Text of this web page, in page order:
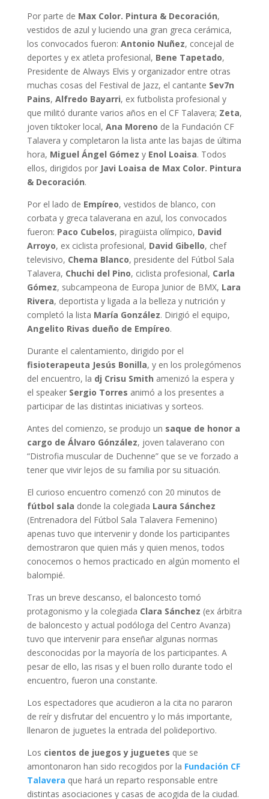
Por parte de Max Color. Pintura & Decoración,
vestidos de azul y luciendo una gran greca cerámica,
los convocados fueron: Antonio Nuñez, concejal de
deportes y ex atleta profesional, Bene Tapetado,
Presidente de Always Elvis y organizador entre otras
muchas cosas del Festival de Jazz, el cantante Sev7n
Pains, Alfredo Bayarri, ex futbolista profesional y
que militó durante varios años en el CF Talavera; Zeta,
joven tiktoker local, Ana Moreno de la Fundación CF
Talavera y completaron la lista ante las bajas de última
hora, Miguel Ángel Gómez y Enol Loaisa. Todos
ellos, dirigidos por Javi Loaisa de Max Color. Pintura
& Decoración.
Por el lado de Empíreo, vestidos de blanco, con
corbata y greca talaverana en azul, los convocados
fueron: Paco Cubelos, piragüista olímpico, David
Arroyo, ex ciclista profesional, David Gibello, chef
televisivo, Chema Blanco, presidente del Fútbol Sala
Talavera, Chuchi del Pino, ciclista profesional, Carla
Gómez, subcampeona de Europa Junior de BMX, Lara
Rivera, deportista y ligada a la belleza y nutrición y
completó la lista María González. Dirigió el equipo,
Angelito Rivas dueño de Empíreo.
Durante el calentamiento, dirigido por el
fisioterapeuta Jesús Bonilla, y en los prolegómenos
del encuentro, la dj Crisu Smith amenizó la espera y
el speaker Sergio Torres animó a los presentes a
participar de las distintas iniciativas y sorteos.
Antes del comienzo, se produjo un saque de honor a
cargo de Álvaro Gónzález, joven talaverano con
“Distrofia muscular de Duchenne” que se ve forzado a
tener que vivir lejos de su familia por su situación.
El curioso encuentro comenzó con 20 minutos de
fútbol sala donde la colegiada Laura Sánchez
(Entrenadora del Fútbol Sala Talavera Femenino)
apenas tuvo que intervenir y donde los participantes
demostraron que quien más y quien menos, todos
conocemos o hemos practicado en algún momento el
balompié.
Tras un breve descanso, el baloncesto tomó
protagonismo y la colegiada Clara Sánchez (ex árbitra
de baloncesto y actual podóloga del Centro Avanza)
tuvo que intervenir para enseñar algunas normas
desconocidas por la mayoría de los participantes. A
pesar de ello, las risas y el buen rollo durante todo el
encuentro, fueron una constante.
Los espectadores que acudieron a la cita no pararon
de reír y disfrutar del encuentro y lo más importante,
llenaron de juguetes la entrada del polideportivo.
Los cientos de juegos y juguetes que se
amontonaron han sido recogidos por la Fundación CF
Talavera que hará un reparto responsable entre
distintas asociaciones y casas de acogida de la ciudad.